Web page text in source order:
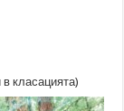
класацията)